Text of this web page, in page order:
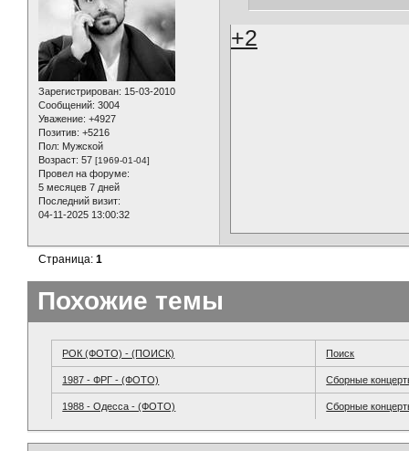
Зарегистрирован: 15-03-2010
Сообщений: 3004
Уважение: +4927
Позитив: +5216
Пол: Мужской
Возраст: 57 [1969-01-04]
Провел на форуме:
5 месяцев 7 дней
Последний визит:
04-11-2025 13:00:32
+2
Страница:1
Похожие темы
РОК (ФОТО) - (ПОИСК) Поиск
1987 - ФРГ - (ФОТО) Сборные
1988 - Одесса - (ФОТО) Сборные